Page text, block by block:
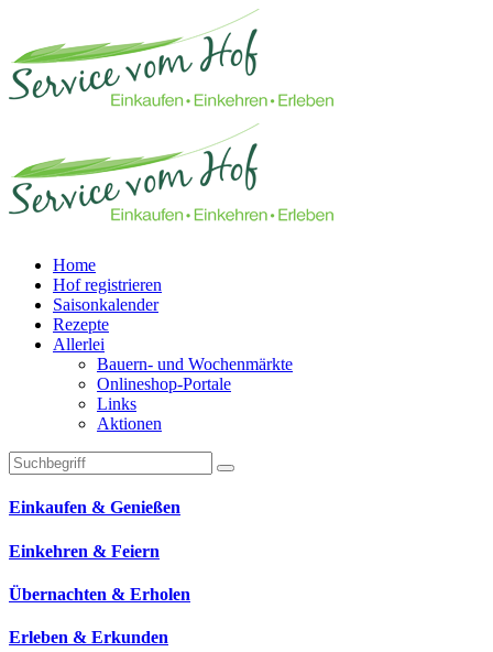
Home
Hof registrieren
Saisonkalender
Rezepte
Allerlei
Bauern- und Wochenmärkte
Onlineshop-Portale
Links
Aktionen
Technisches Feld: Suchfeld
Technisches Feld: Suchbutton
Suche absenden
Einkaufen & Genießen
Einkehren & Feiern
Übernachten & Erholen
Erleben & Erkunden